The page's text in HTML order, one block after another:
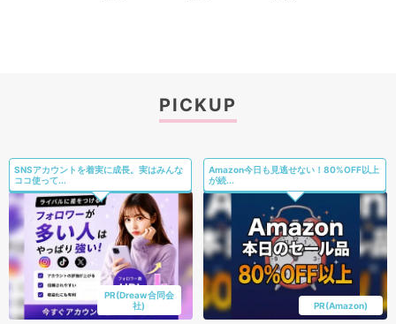
PICKUP
SNSアカウントを着実に成長。実はみんな
ココ使って...
PR(Dreaw合同会
社)
Amazon今日も見逃せない！80%OFF以上
が続...
PR(Amazon)